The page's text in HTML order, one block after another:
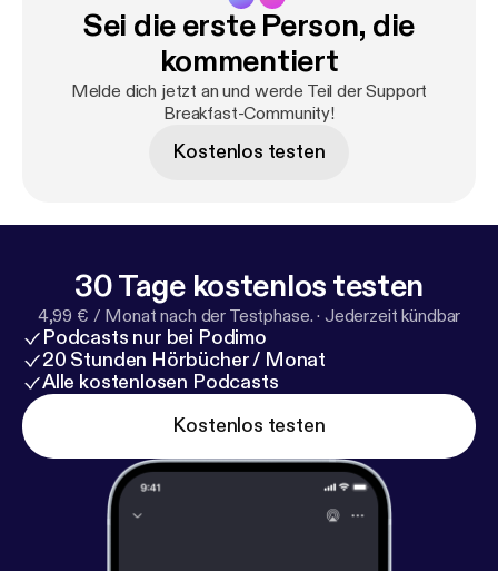
how to know your own worth, share what you’re
doing, continually strive for excellence and
champion the value of your team to rest of the
Sei die erste Person, die
kommentiert
Melde dich jetzt an und werde Teil der Support
Breakfast-Community!
Kostenlos testen
30 Tage kostenlos testen
4,99 € / Monat nach der Testphase. · Jederzeit kündbar
Podcasts nur bei Podimo
20 Stunden Hörbücher / Monat
Alle kostenlosen Podcasts
Kostenlos testen